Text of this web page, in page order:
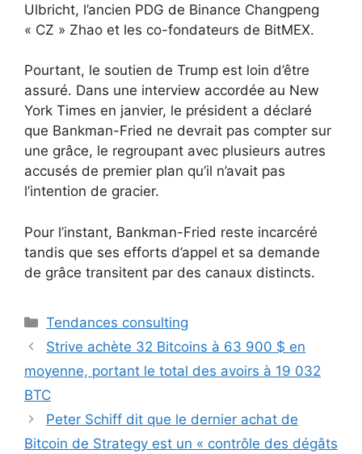
Ulbricht, l’ancien PDG de Binance Changpeng
« CZ » Zhao et les co-fondateurs de BitMEX.
Pourtant, le soutien de Trump est loin d’être
assuré. Dans une interview accordée au New
York Times en janvier, le président a déclaré
que Bankman-Fried ne devrait pas compter sur
une grâce, le regroupant avec plusieurs autres
accusés de premier plan qu’il n’avait pas
l’intention de gracier.
Pour l’instant, Bankman-Fried reste incarcéré
tandis que ses efforts d’appel et sa demande
de grâce transitent par des canaux distincts.
Catégories
Tendances consulting
Strive achète 32 Bitcoins à 63 900 $ en
moyenne, portant le total des avoirs à 19 032
BTC
Peter Schiff dit que le dernier achat de
Bitcoin de Strategy est un « contrôle des dégâts